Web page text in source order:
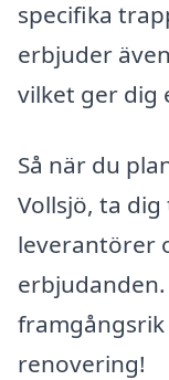
specifika
erbjuder
vilket ger dig
Så när du
Vollsjö, ta
leverantörer
renovering!